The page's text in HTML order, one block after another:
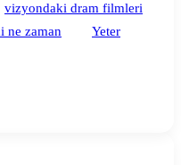
vizyondaki dram filmleri
ne zaman
Yeter